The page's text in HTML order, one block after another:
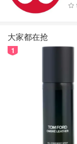
很适合，敏感肌也
橙色磨砂小颗粒，
大家都在抢
1